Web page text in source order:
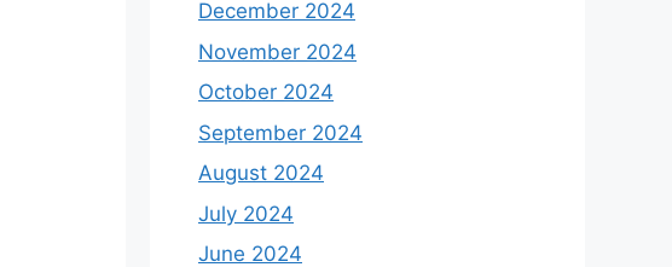
December 2024
November 2024
October 2024
September 2024
August 2024
July 2024
June 2024